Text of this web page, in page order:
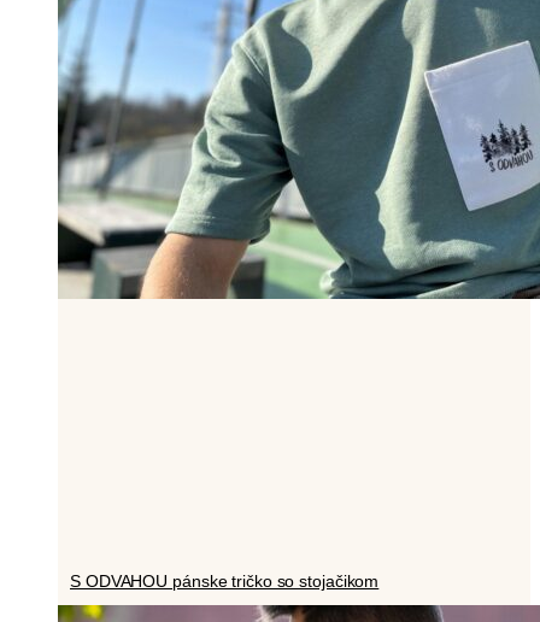
S ODVAHOU pánske tričko so stojačikom